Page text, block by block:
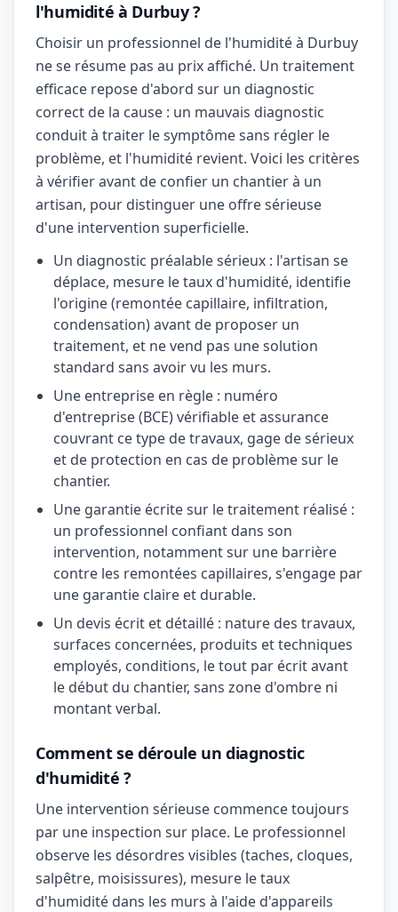
l'humidité à Durbuy ?
Choisir un professionnel de l'humidité à Durbuy
ne se résume pas au prix affiché. Un traitement
efficace repose d'abord sur un diagnostic
correct de la cause : un mauvais diagnostic
conduit à traiter le symptôme sans régler le
problème, et l'humidité revient. Voici les critères
à vérifier avant de confier un chantier à un
artisan, pour distinguer une offre sérieuse
d'une intervention superficielle.
Un diagnostic préalable sérieux : l'artisan se
déplace, mesure le taux d'humidité, identifie
l'origine (remontée capillaire, infiltration,
condensation) avant de proposer un
traitement, et ne vend pas une solution
standard sans avoir vu les murs.
Une entreprise en règle : numéro
d'entreprise (BCE) vérifiable et assurance
couvrant ce type de travaux, gage de sérieux
et de protection en cas de problème sur le
chantier.
Une garantie écrite sur le traitement réalisé :
un professionnel confiant dans son
intervention, notamment sur une barrière
contre les remontées capillaires, s'engage par
une garantie claire et durable.
Un devis écrit et détaillé : nature des travaux,
surfaces concernées, produits et techniques
employés, conditions, le tout par écrit avant
le début du chantier, sans zone d'ombre ni
montant verbal.
Comment se déroule un diagnostic
d'humidité ?
Une intervention sérieuse commence toujours
par une inspection sur place. Le professionnel
observe les désordres visibles (taches, cloques,
salpêtre, moisissures), mesure le taux
d'humidité dans les murs à l'aide d'appareils